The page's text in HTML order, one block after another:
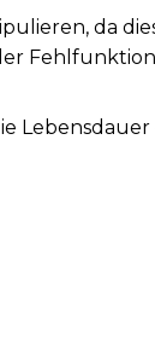
da